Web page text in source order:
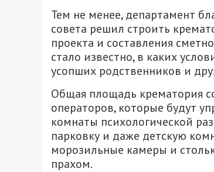
Тем не менее, департамент
совета решил строить
проекта и составления
стало известно, в каких
усопших родственников и
Общая площадь крематория
операторов, которые будут
комнаты психологической
парковку и даже детскую
морозильные камеры и
прахом.